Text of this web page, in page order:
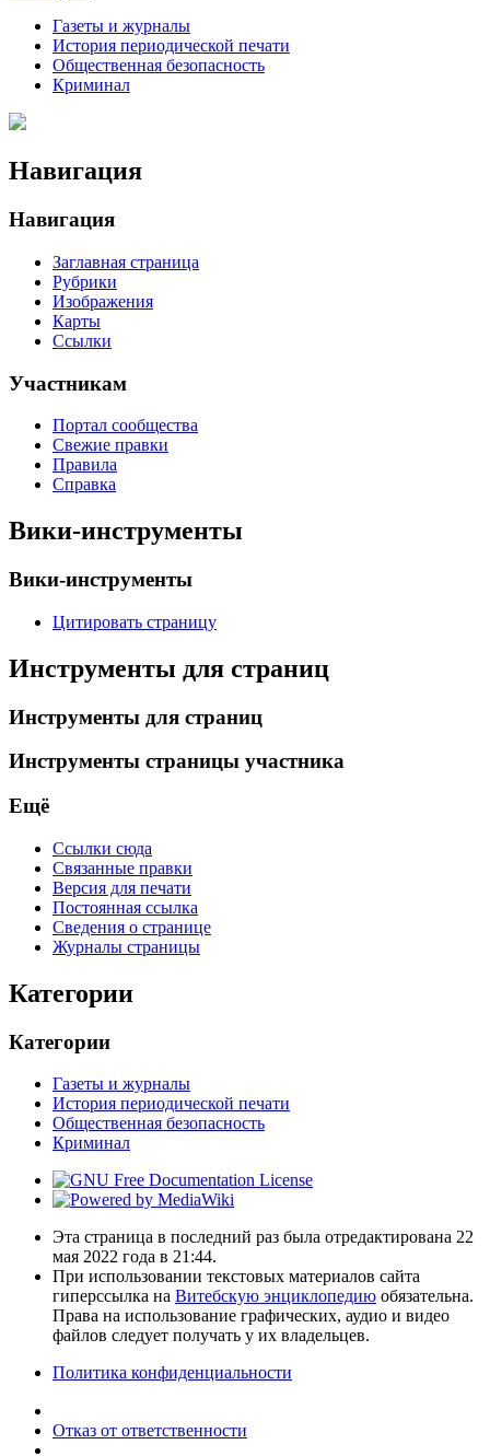
Газеты и журналы
История периодической печати
Общественная безопасность
Криминал
Навигация
Навигация
Заглавная страница
Рубрики
Изображения
Карты
Ссылки
Участникам
Портал сообщества
Свежие правки
Правила
Справка
Вики-инструменты
Вики-инструменты
Цитировать страницу
Инструменты для страниц
Инструменты для страниц
Инструменты страницы участника
Ещё
Ссылки сюда
Связанные правки
Версия для печати
Постоянная ссылка
Сведения о странице
Журналы страницы
Категории
Категории
Газеты и журналы
История периодической печати
Общественная безопасность
Криминал
Эта страница в последний раз была отредактирована 22
мая 2022 года в 21:44.
При использовании текстовых материалов сайта
гиперссылка на Витебскую энциклопедию обязательна.
Права на использование графических, аудио и видео
файлов следует получать у их владельцев.
Политика конфиденциальности
Отказ от ответственности